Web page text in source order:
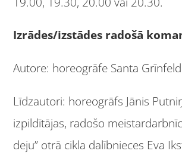
Izrādes/izstādes radošā
Autore: horeogrāfe Santa
Līdzautori: horeogrāfs Jānis
izpildītājas, radošo
deju” otrā cikla dalībnieces Eva